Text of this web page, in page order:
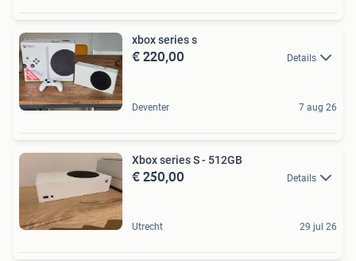
xbox series s
€ 220,00 Details
Deventer 7 aug 26
Xbox series S - 512GB
€ 250,00 Details
Utrecht 29 jul 26